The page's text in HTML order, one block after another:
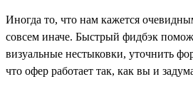
Иногда то, что нам кажется
совсем иначе. Быстрый фидбэк
визуальные нестыковки, уточнить
что офер работает так, как вы и